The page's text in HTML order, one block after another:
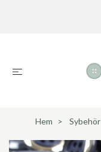
Hem Sybehör